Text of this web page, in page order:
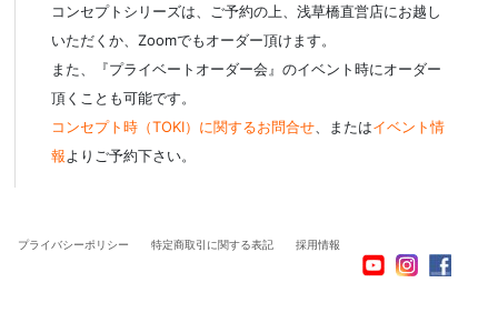
コンセプトシリーズは、ご予約の上、浅草橋直営店にお越し
いただくか、Zoomでもオーダー頂けます。
また、『プライベートオーダー会』のイベント時にオーダー
頂くことも可能です。
コンセプト時（TOKI）に関するお問合せ、またはイベント情
報よりご予約下さい。
プライバシーポリシー 特定商取引に関する表記 採用情報